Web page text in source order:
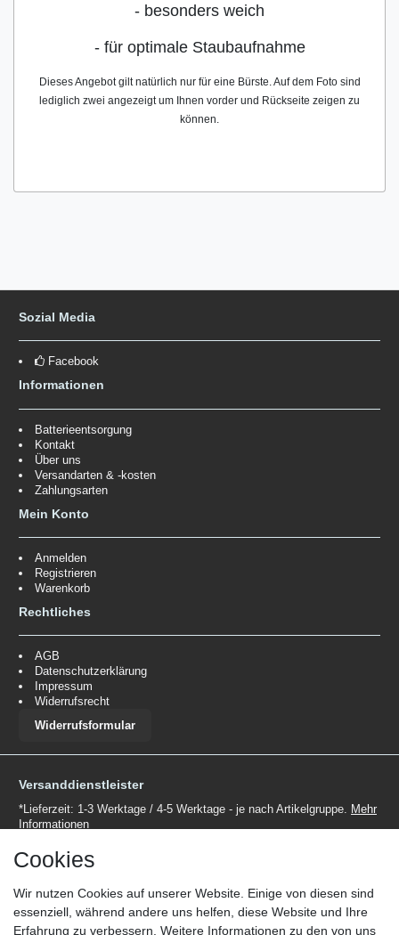
- besonders weich
- für optimale Staubaufnahme
Dieses Angebot gilt natürlich nur für eine Bürste. Auf dem Foto sind
lediglich zwei angezeigt um Ihnen vorder und Rückseite zeigen zu
können.
Sozial Media
Facebook
Informationen
Batterieentsorgung
Kontakt
Über uns
Versandarten & -kosten
Zahlungsarten
Mein Konto
Anmelden
Registrieren
Warenkorb
Rechtliches
AGB
Datenschutzerklärung
Impressum
Widerrufsrecht
Widerrufsformular
Versanddienstleister
*Lieferzeit: 1-3 Werktage / 4-5 Werktage - je nach Artikelgruppe. Mehr
Informationen
Cookies
Wir nutzen Cookies auf unserer Website. Einige von diesen sind
essenziell, während andere uns helfen, diese Website und Ihre
Erfahrung zu verbessern. Weitere Informationen zu den von uns